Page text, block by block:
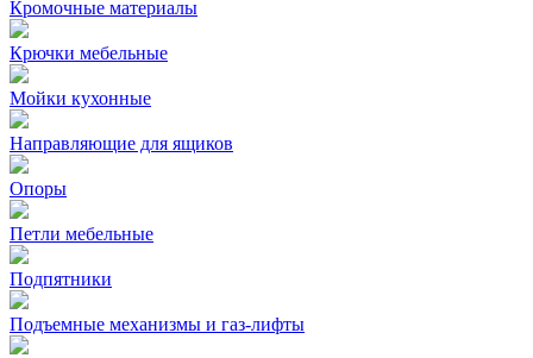
Кромочные материалы
Крючки мебельные
Мойки кухонные
Направляющие для ящиков
Опоры
Петли мебельные
Подпятники
Подъемные механизмы и газ-лифты